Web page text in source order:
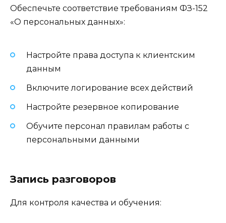
Обеспечьте соответствие требованиям ФЗ-152
«О персональных данных»:
Настройте права доступа к клиентским
данным
Включите логирование всех действий
Настройте резервное копирование
Обучите персонал правилам работы с
персональными данными
Запись разговоров
Для контроля качества и обучения: